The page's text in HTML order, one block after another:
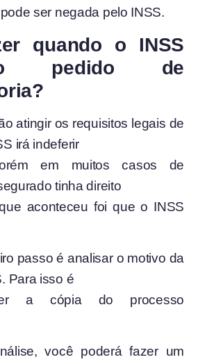
ser negada pelo INSS.
quando o INSS
pedido de
atingir os requisitos legais de
irá indeferir
em muitos casos de
tinha direito
aconteceu foi que o INSS
passo é analisar o motivo da
Para isso é
a cópia do processo
você poderá fazer um